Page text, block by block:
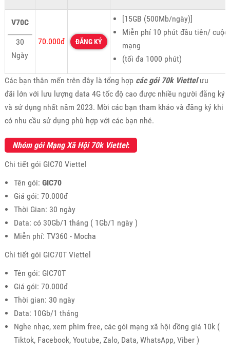
V70C
30
Ngày
70.000đ ĐĂNG KÝ
[15GB (500Mb/ngày)]
Miễn phí 10 phút đầu tiên/ cuộc
mạng
(tối đa 1000 phút)
Các bạn thân mến trên đây là tổng hợp các gói 70k Viettelưu
đãi lớn với lưu lượng data 4G tốc độ cao được nhiều người đăng ký
và sử dụng nhất năm 2023. Mời các bạn tham khảo và đăng ký khi
có nhu cầu sử dụng phù hợp với các bạn nhé.
Nhóm gói Mạng Xã Hội 70k Viettel:
Chi tiết gói GIC70 Viettel
Tên gói: GIC70
Giá gói: 70.000đ
Thời Gian: 30 ngày
Data: có 30Gb/1 tháng ( 1Gb/1 ngày )
Miễn phí: TV360 - Mocha
Chi tiết gói GIC70T Viettel
Tên gói: GIC70T
Giá gói: 70.000đ
Thời gian: 30 ngày
Data: 10Gb/1 tháng
Nghe nhạc, xem phim free, các gói mạng xã hội đồng giá 10k (
Tiktok, Facebook, Youtube, Zalo, Data, WhatsApp, Viber )